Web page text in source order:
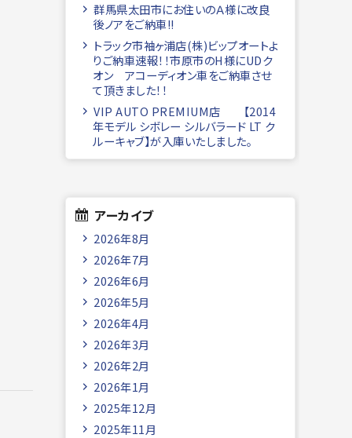
群馬県太田市にお住いのＡ様に改良
後ノアをご納車!!
トラック市袖ヶ浦店(株)ビップオートよ
りご納車速報！！市原市のH様にUDク
オン アコーディオン車をご納車させ
て頂きました！！
VIP AUTO PREMIUM店 【2014
年モデル シボレー シルバラード LT ク
ルーキャブ】が入庫いたしました。
アーカイブ
2026年8月
2026年7月
2026年6月
2026年5月
2026年4月
2026年3月
2026年2月
2026年1月
2025年12月
2025年11月